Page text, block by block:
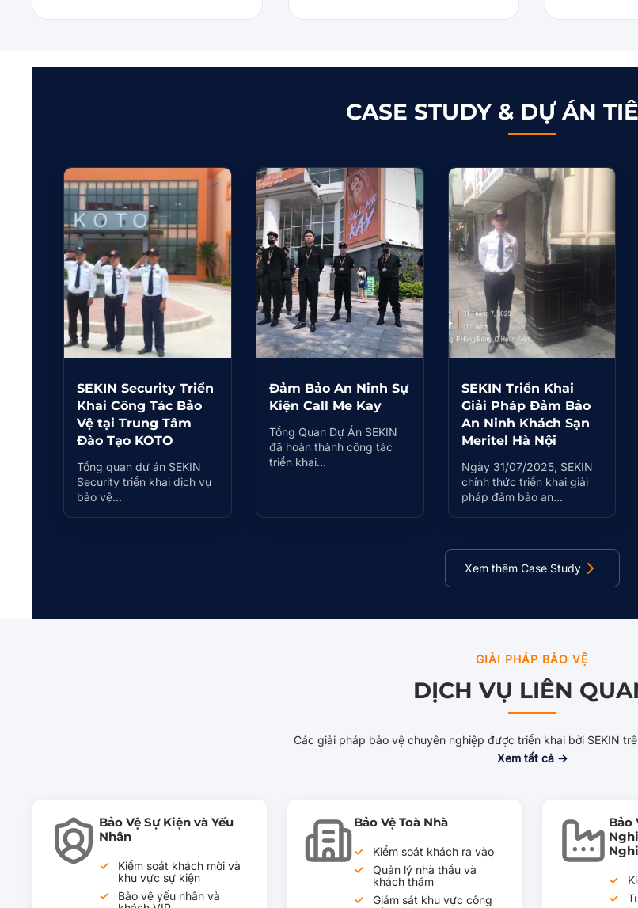
CASE STUDY & DỰ ÁN
SEKIN Security Triển
Khai Công Tác Bảo
Vệ tại Trung Tâm
Đào Tạo KOTO
Tổng quan dự án SEKIN
Security triển khai dịch vụ
bảo vệ…
Đảm Bảo An Ninh Sự
Kiện Call Me Kay
Tổng Quan Dự Án SEKIN
đã hoàn thành công tác
triển khai…
SEKIN Triển Khai
Giải Pháp Đảm Bảo
An Ninh Khách Sạn
Meritel Hà Nội
Ngày 31/07/2025, SEKIN
chính thức triển khai giải
pháp đảm bảo an…
Xem thêm Case Study
GIẢI PHÁP BẢO VỆ
DỊCH VỤ LIÊN
Các giải pháp bảo vệ chuyên nghiệp được triển khai bởi SEKIN
Xem tất cả →
Bảo Vệ Sự Kiện và Yếu
Nhân
Kiểm soát khách mời và
khu vực sự kiện
Bảo vệ yếu nhân và
Bảo Vệ Toà Nhà
Kiểm soát khách ra vào
Quản lý nhà thầu và
khách thăm
Giám sát khu vực công
Bảo